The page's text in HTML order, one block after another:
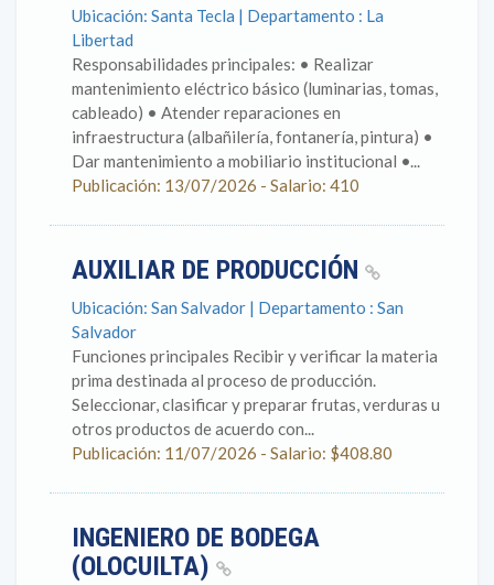
Ubicación: Santa Tecla | Departamento : La
Libertad
Responsabilidades principales: • Realizar
mantenimiento eléctrico básico (luminarias, tomas,
cableado) • Atender reparaciones en
infraestructura (albañilería, fontanería, pintura) •
Dar mantenimiento a mobiliario institucional •...
Publicación: 13/07/2026 - Salario: 410
AUXILIAR DE PRODUCCIÓN
Ubicación: San Salvador | Departamento : San
Salvador
Funciones principales Recibir y verificar la materia
prima destinada al proceso de producción.
Seleccionar, clasificar y preparar frutas, verduras u
otros productos de acuerdo con...
Publicación: 11/07/2026 - Salario: $408.80
INGENIERO DE BODEGA
(OLOCUILTA)